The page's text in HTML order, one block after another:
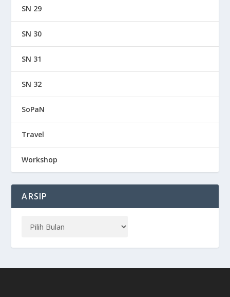
SN 29
SN 30
SN 31
SN 32
SoPaN
Travel
Workshop
ARSIP